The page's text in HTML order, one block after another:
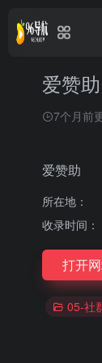
爱赞助
7个月前
爱赞助
所在地：
收录时间：
打开
05-社